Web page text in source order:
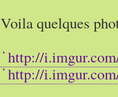
Voila quelques
http://
http://